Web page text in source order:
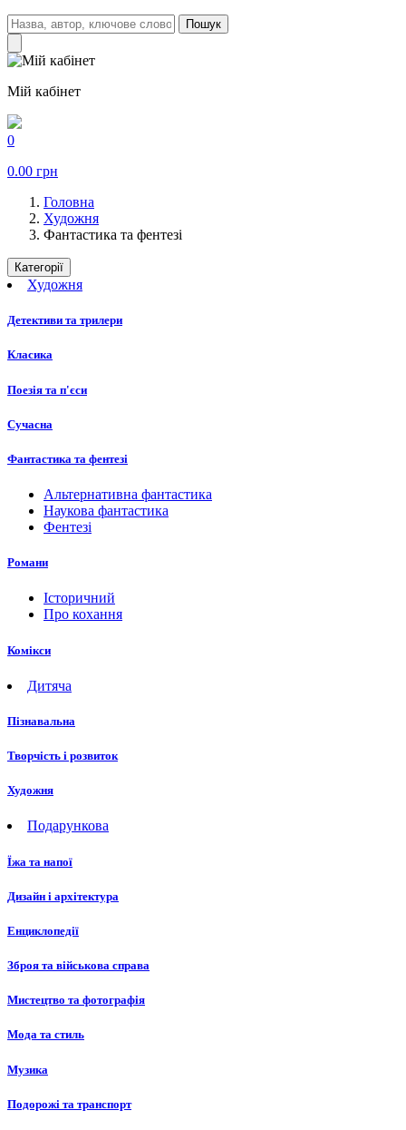
Пошук
Мій кабінет
0
0.00 грн
Головна
Художня
Фантастика та фентезі
Категорії
Художня
Детективи та трилери
Класика
Поезія та п'єси
Сучасна
Фантастика та фентезі
Альтернативна фантастика
Наукова фантастика
Фентезі
Романи
Історичний
Про кохання
Комікси
Дитяча
Пізнавальна
Творчість і розвиток
Художня
Подарункова
Їжа та напої
Дизайн і архітектура
Енциклопедії
Зброя та військова справа
Мистецтво та фотографія
Мода та стиль
Музика
Подорожі та транспорт